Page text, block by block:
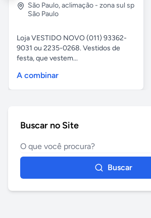
São Paulo,aclimação - zona sul sp
São Paulo
Loja VESTIDO NOVO (011) 93362-
9031 ou 2235-0268. Vestidos de
festa, que vestem...
A combinar
Buscar no Site
Buscar